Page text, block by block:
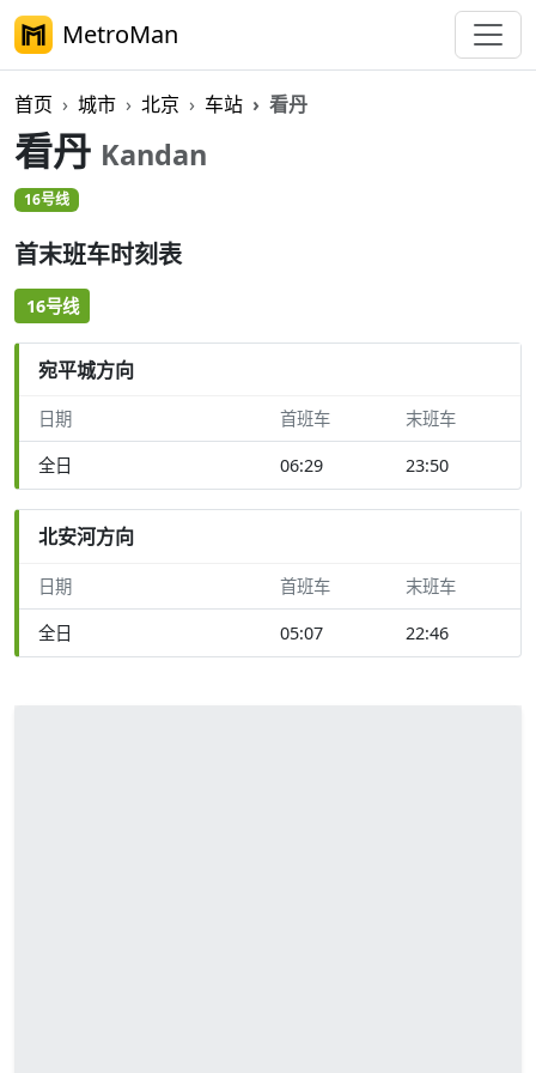
MetroMan
首页 城市 北京 车站 看丹
看丹 Kandan
16号线
首末班车时刻表
16号线
宛平城方向
日期 首班车 末班车
全日 06:29 23:50
北安河方向
日期 首班车 末班车
全日 05:07 22:46